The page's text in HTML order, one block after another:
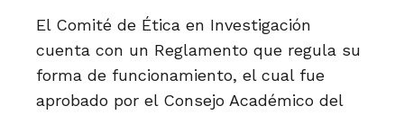
El Comité de Ética en Investigación
cuenta con un Reglamento que regula su
forma de funcionamiento, el cual fue
aprobado por el Consejo Académico del